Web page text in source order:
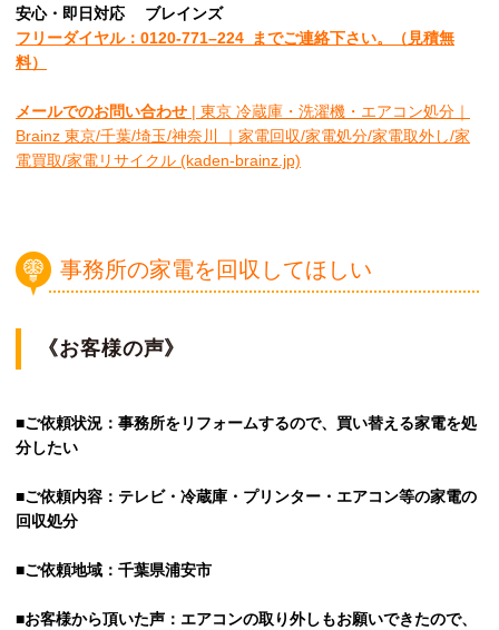
安心・即日対応
ブレインズ
フリーダイヤル：0120-771–224 までご連絡下さい。
（見積無
料）
メールでのお問い合わせ | 東京 冷蔵庫・洗濯機・エアコン処分｜
Brainz 東京/千葉/埼玉/神奈川 ｜家電回収/家電処分/家電取外し/家
電買取/家電リサイクル (kaden-brainz.jp)
事務所の家電を回収してほしい
《お客様の声》
■ご依頼状況：事務所をリフォームするので、買い替える家電を処
分したい
■ご依頼内容：テレビ・冷蔵庫・プリンター・エアコン等の家電の
回収処分
■ご依頼地域：千葉県浦安市
■お客様から頂いた声：エアコンの取り外しもお願いできたので、